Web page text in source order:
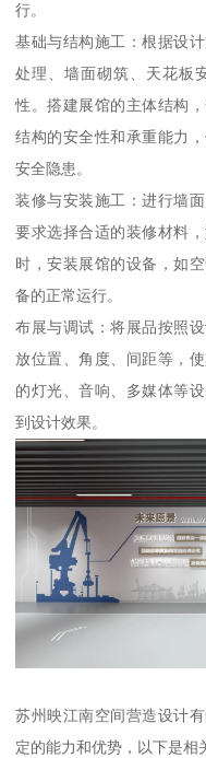
行。
基础与结构施工：根据设
处理、墙面砌筑、天花板
性。搭建展馆的主体结构
结构的安全性和承重能力
安全隐患。
装修与安装施工：进行墙
要求选择合适的装修材料
时，安装展馆的设备，如
备的正常运行。
布展与调试：将展品按照
放位置、角度、间距等，
的灯光、音响、多媒体等
到设计效果。
苏州映江南空间营造设计
定的能力和优势，以下是相